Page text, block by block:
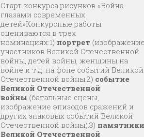
Старт конкурса рисунков «Война
глазами современных
детей»Конкурсные работы
оцениваются в трех
номинациях:1) портрет (изображение
участников Великой Отечественной
войны, детей войны, женщины на
войне и т.д. на фоне событий Великой
Отечественной войны.2) событие
Великой Отечественной
войны (батальные сцены,
изображение эпизодов сражений и
других знаковых событий Великой
Отечественной войны).3) памятники
Великой Отечественной